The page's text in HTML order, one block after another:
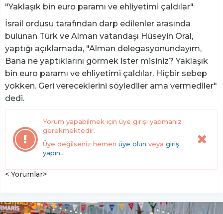
"Yaklaşık bin euro paramı ve ehliyetimi çaldılar"
İsrail ordusu tarafından darp edilenler arasında
bulunan Türk ve Alman vatandaşı Hüseyin Oral,
yaptığı açıklamada, "Alman delegasyonundayım,
Bana ne yaptıklarını görmek ister misiniz? Yaklaşık
bin euro paramı ve ehliyetimi çaldılar. Hiçbir sebep
yokken. Geri vereceklerini söylediler ama vermediler"
dedi.
Yorum yapabilmek için üye girişi yapmanız
gerekmektedir.
Üye değilseniz hemen üye olun veya giriş
yapın..
< Yorumlar>